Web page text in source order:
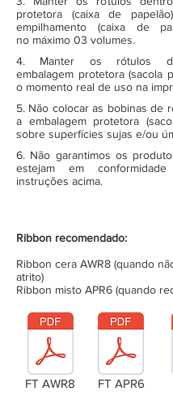
protetora (caixa de
empilhamento (caixa de
no máximo 03 volumes.
4. Manter os rótulos
embalagem protetora (sacola
o momento real de uso na
5. Não colocar as bobinas de
a embalagem protetora
sobre superfícies sujas e/ou
6. Não garantimos os
estejam em
instruções acima.
Ribbon recomendado:
Ribbon cera AWR8 (quando
atrito)
Ribbon misto APR6 (quando
FT AWR8 FT APR6